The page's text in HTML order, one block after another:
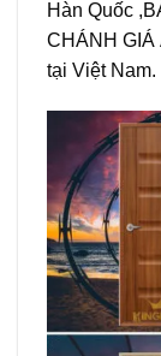
Hàn Quốc
CHÁNH GIÁ
tại Việt Nam.